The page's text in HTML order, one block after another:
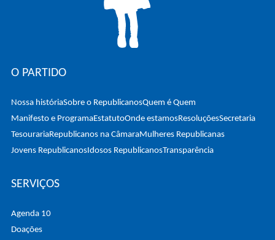
O PARTIDO
Nossa históriaSobre o RepublicanosQuem é Quem
Manifesto e ProgramaEstatutoOnde estamosResoluçõesSecretaria
TesourariaRepublicanos na CâmaraMulheres Republicanas
Jovens RepublicanosIdosos RepublicanosTransparência
SERVIÇOS
Agenda 10
Doações